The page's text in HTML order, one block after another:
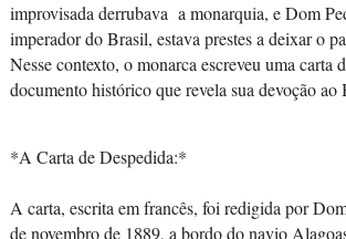
improvisada derrubava a monarquia, e Dom
imperador do Brasil, estava prestes a deixar o
Nesse contexto, o monarca escreveu uma carta
documento histórico que revela sua devoção ao
*A Carta de Despedida:*
A carta, escrita em francês, foi redigida por
de novembro de 1889, a bordo do navio